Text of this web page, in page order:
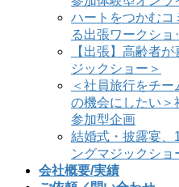
ハートをつかむコ
る出張ワークショ
【出張】高齢者
ジックショー＞
＜社員旅行をチ
の機会にしたい
参加型企画
結婚式・披露宴、
ングマジックショ
会社概要/実績